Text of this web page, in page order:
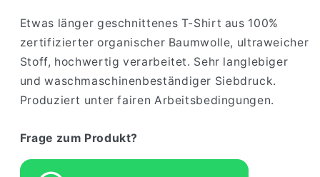
Etwas länger geschnittenes T-Shirt aus 100%
zertifizierter organischer Baumwolle, ultraweicher
Stoff, hochwertig verarbeitet. Sehr langlebiger
und waschmaschinenbeständiger Siebdruck.
Produziert unter fairen Arbeitsbedingungen.
Frage zum Produkt?